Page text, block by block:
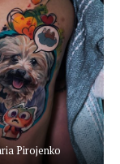
Pirojenko